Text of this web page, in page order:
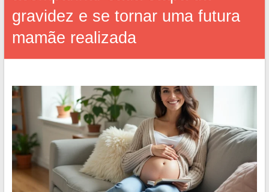
gravidez e se tornar uma futura
mamãe realizada